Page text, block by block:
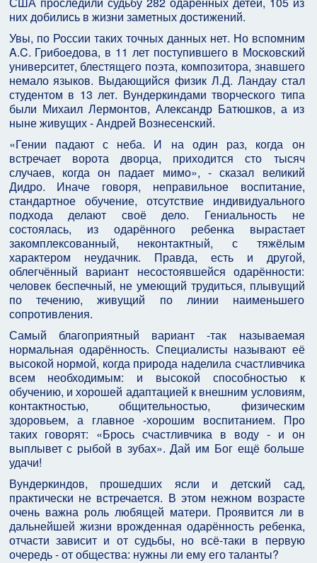
них добились в жизни заметных достижений.
Увы, по России таких точных данных нет. Но вспомним
A.C. Грибоедова, в 11 лет поступившего в Московский
университет, блестящего поэта, композитора, знавшего
немало языков. Выдающийся физик Л.Д. Ландау стал
студентом в 13 лет. Вундеркиндами творческого типа
были Михаил Лермонтов, Александр Батюшков, а из
ныне живущих - Андрей Вознесенский.
«Гении падают с неба. И на один раз, когда он
встречает ворота дворца, приходится сто тысяч
случаев, когда он падает мимо», - сказал великий
Дидро. Иначе говоря, неправильное воспитание,
стандартное обучение, отсутствие индивидуального
подхода делают своё дело. Гениальность не
состоялась, из одарённого ребенка вырастает
закомплексованный, неконтактный, с тяжёлым
характером неудачник. Правда, есть и другой,
облегчённый вариант несостоявшейся одарённости:
человек беспечный, не умеющий трудиться, плывущий
по течению, живущий по линии наименьшего
сопротивления.
Самый благоприятный вариант -так называемая
нормальная одарённость. Специалисты называют её
высокой нормой, когда природа наделила счастливчика
всем необходимым: и высокой способностью к
обучению, и хорошей адаптацией к внешним условиям,
контактностью, общительностью, физическим
здоровьем, а главное -хорошим воспитанием. Про
таких говорят: «Брось счастливчика в воду - и он
выплывет с рыбой в зубах». Дай им Бог ещё больше
удачи!
Вундеркиндов, прошедших ясли и детский сад,
практически не встречается. В этом нежном возрасте
очень важна роль любящей матери. Проявится ли в
дальнейшей жизни врожденная одарённость ребенка,
отчасти зависит и от судьбы, но всё-таки в первую
очередь - от общества: нужны ли ему его таланты?